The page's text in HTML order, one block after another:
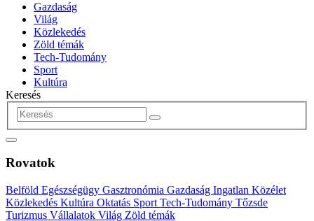
Gazdaság
Világ
Közlekedés
Zöld témák
Tech-Tudomány
Sport
Kultúra
Keresés
Rovatok
Belföld Egészségügy Gasztronómia Gazdaság Ingatlan Közélet
Közlekedés Kultúra Oktatás Sport Tech-Tudomány Tőzsde
Turizmus Vállalatok Világ Zöld témák